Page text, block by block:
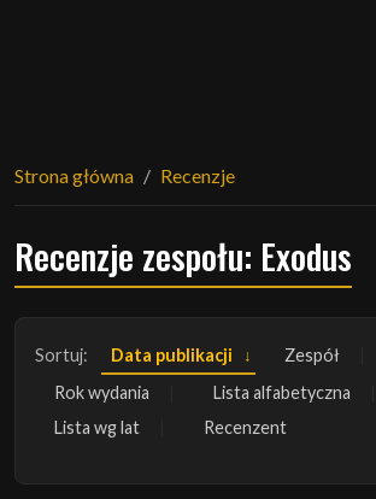
Strona główna Recenzje
Recenzje zespołu: Exodus
Sortuj: Data publikacji
Zespół
Rok wydania
Lista alfabetyczna
Lista wg lat
Recenzent